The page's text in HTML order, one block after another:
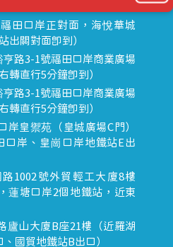
鐘直達
田口岸正對面，海悅華城
出關對面即到）
路3-1號福田口岸商業廣場
轉直行5分鐘即到）
路3-1號福田口岸商業廣場
轉直行5分鐘即到）
皇禦苑（皇城廣場C門）
口岸、皇崗口岸地鐵站E出
1002號外貿輕工大廈8樓
蓮塘口岸2個地鐵站，近東
廬山大廈B座21樓（近羅湖
國貿地鐵站B出口）